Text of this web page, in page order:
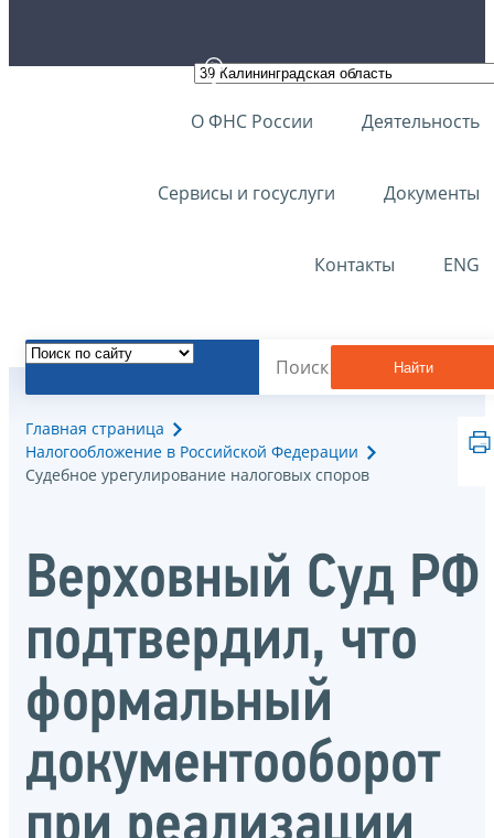
О ФНС России Деятельность
Сервисы и госуслуги Документы
Контакты ENG
Найти
Главная страница
Налогообложение в Российской Федерации
Судебное урегулирование налоговых споров
Верховный Суд РФ
подтвердил, что
формальный
документооборот